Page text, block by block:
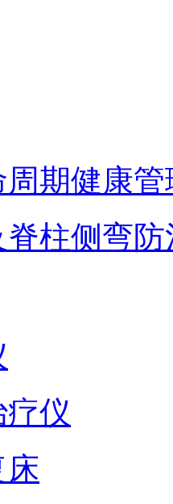
期健康管
柱侧弯防
仪
床